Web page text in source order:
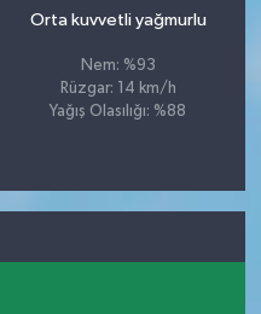
Orta kuvvetli yağmurlu
Nem: %93
Rüzgar: 14 km/h
Yağış Olasılığı: %88